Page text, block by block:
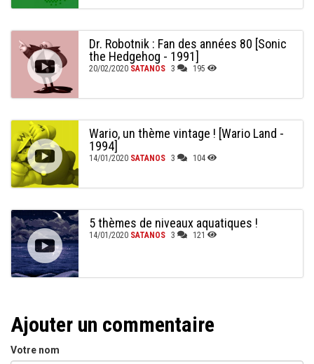
Dr. Robotnik : Fan des années 80 [Sonic
the Hedgehog - 1991]
20/02/2020 SATANOS 3 195
Wario, un thème vintage ! [Wario Land -
1994]
14/01/2020 SATANOS 3 104
5 thèmes de niveaux aquatiques !
14/01/2020 SATANOS 3 121
Ajouter un commentaire
Votre nom